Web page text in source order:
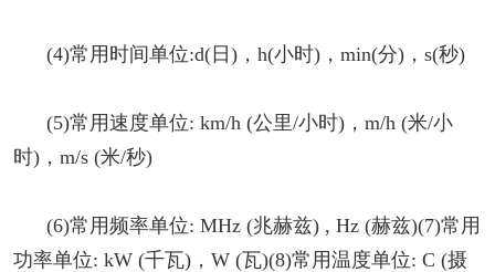
(4)常用时间单位:d(日)，h(小时)，min(分)，s(秒)
(5)常用速度单位: km/h (公里/小时)，m/h (米/小
时)，m/s (米/秒)
(6)常用频率单位: MHz (兆赫兹) , Hz (赫兹)(7)常用
功率单位: kW (千瓦)，W (瓦)(8)常用温度单位: C (摄